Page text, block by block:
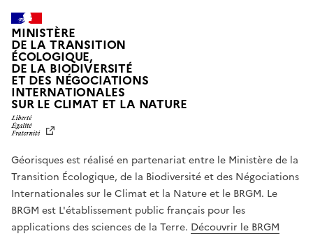
MINISTÈRE
DE LA TRANSITION
ÉCOLOGIQUE,
DE LA BIODIVERSITÉ
ET DES NÉGOCIATIONS
INTERNATIONALES
SUR LE CLIMAT ET LA NATUREL
T
É
,
É
G
A
L
Géorisques est réalisé en partenariat entre le Ministère de la
Transition Écologique, de la Biodiversité et des Négociations
Internationales sur le Climat et la Nature et le BRGM. Le
BRGM est L'établissement public français pour les
applications des sciences de la Terre. Découvrir le BRGM